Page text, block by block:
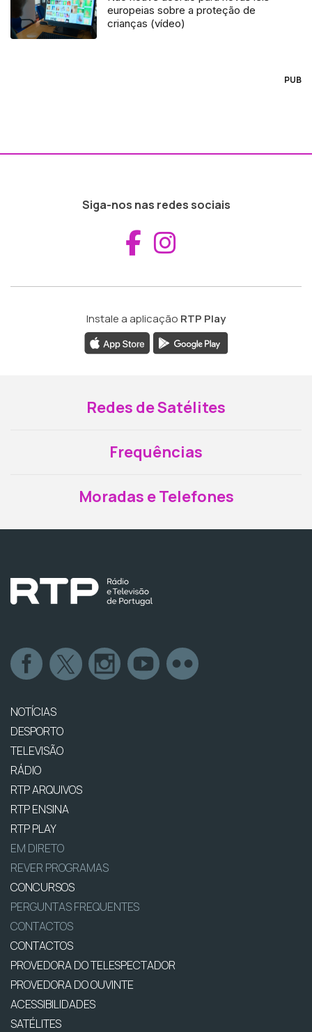
europeias sobre a proteção de
crianças (vídeo)
PUB
Siga-nos nas redes sociais
Aceder ao
Instale a aplicação RTP Play
Redes de Satélites
Frequências
Moradas e Telefones
NOTÍCIAS
DESPORTO
TELEVISÃO
RÁDIO
RTP ARQUIVOS
RTP ENSINA
RTP PLAY
EM DIRETO
REVER PROGRAMAS
CONCURSOS
PERGUNTAS FREQUENTES
CONTACTOS
CONTACTOS
PROVEDORA DO TELESPECTADOR
PROVEDORA DO OUVINTE
ACESSIBILIDADES
SATÉLITES